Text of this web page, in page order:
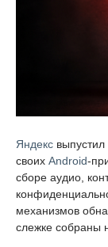
Яндекс
своих Android-
сборе аудио,
механизмов
слежке собраны